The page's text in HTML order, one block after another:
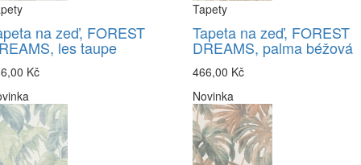
na zeď, FOREST
les taupe
Kč
Tapety
Tapeta na zeď, FOREST
DREAMS, palma béžová
466,00 Kč
Novinka